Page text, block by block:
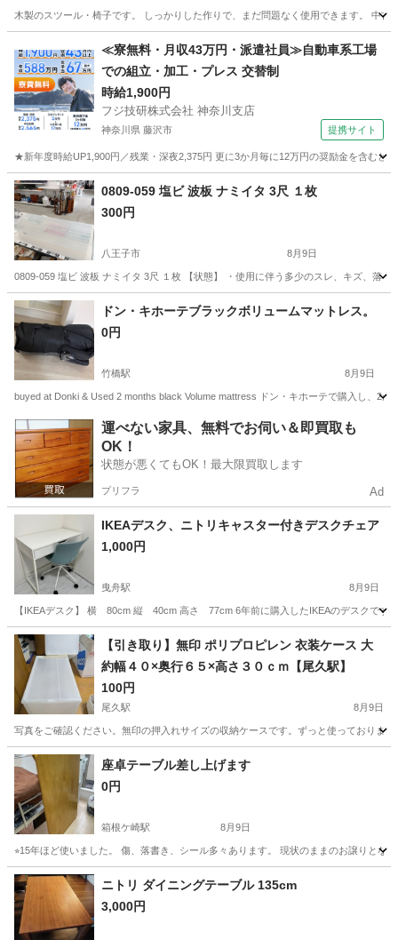
木製のスツール・椅子です。 しっかりした作りで、まだ問題なく使用できます。 中
竹橋駅 椅子 木製
≪寮無料・月収43万円・派遣社員≫自動車系工場
での組立・加工・プレス 交替制
時給1,900円
フジ技研株式会社 神奈川支店
神奈川県 藤沢市 提携サイト
★新年度時給UP1,900円／残業・深夜2,375円 更に3か月毎に12万円の奨励金を含む
神奈川 藤沢市 0809-059 塩ビ 波板 ナミイタ 3尺 １枚
300円
八王子市 8月9日
0809-059 塩ビ 波板 ナミイタ 3尺 １枚 【状態】 ・使用に伴う多少のスレ、キズ、落
東京 八王子市 収納家具 現地
ドン・キホーテブラックボリュームマットレス。
0円
竹橋駅 8月9日
buyed at Donki & Used 2 months black Volume mattress ドン・キホーテで購入し、2
東京 千代田区 竹橋駅 カーペット/マット/ラグ
運べない家具、無料でお伺い＆即買取も
OK！
状態が悪くてもOK！最大限買取します
プリフラ Ad
IKEAデスク、ニトリキャスター付きデスクチェア
1,000円
曳舟駅 8月9日
【IKEAデスク】 横 80cm 縦 40cm 高さ 77cm 6年前に購入したIKEAのデスクです
東京 台東区 曳舟駅 テーブル
【引き取り】無印 ポリプロピレン 衣装ケース 大
約幅４０×奥行６５×高さ３０ｃｍ【尾久駅】
100円
尾久駅 8月9日
写真をご確認ください。無印の押入れサイズの収納ケースです。ずっと使っておりま
東京 北区 尾久駅 収納家具
座卓テーブル差し上げます
0円
箱根ケ崎駅 8月9日
⭐︎15年ほど使いました。 傷、落書き、シール多々あります。 現状のままのお譲りとな
東京 武蔵村山市 箱根ケ崎駅 テーブル
ニトリ ダイニングテーブル 135cm
3,000円